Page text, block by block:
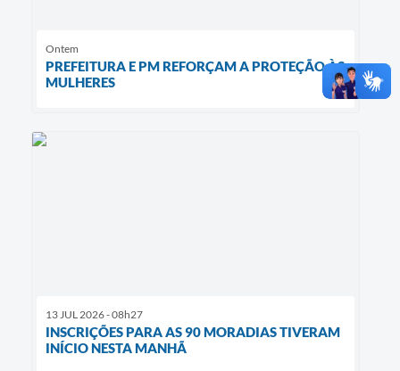
Ontem
PREFEITURA E PM REFORÇAM A PROTEÇÃO ÀS
MULHERES
13 JUL 2026 - 08h27
INSCRIÇÕES PARA AS 90 MORADIAS TIVERAM
INÍCIO NESTA MANHÃ